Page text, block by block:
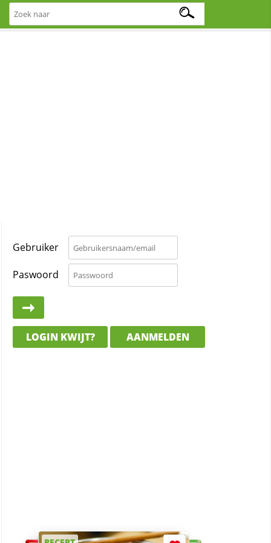
Gebruiker
Paswoord
LOGIN KWIJT? AANMELDEN